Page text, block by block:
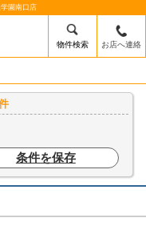
園南口店
物件検索 お店へ連絡
条件を保存